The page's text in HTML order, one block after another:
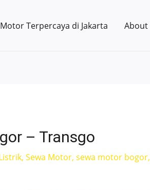
Terpercaya di Jakarta About
– Transgo
, Sewa Motor, sewa motor bogor,